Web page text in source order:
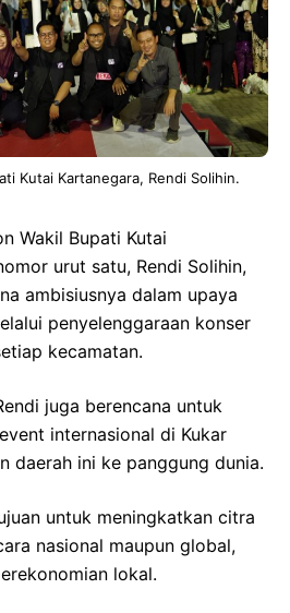
Kutai Kartanegara, Rendi Solihin.
Wakil Bupati Kutai
urut satu, Rendi Solihin,
ambisiusnya dalam upaya
penyelenggaraan konser
kecamatan.
juga berencana untuk
internasional di Kukar
daerah ini ke panggung dunia.
untuk meningkatkan citra
nasional maupun global,
lokal.